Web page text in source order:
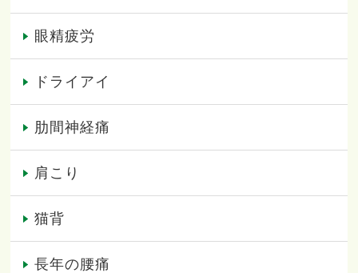
眼精疲労
ドライアイ
肋間神経痛
肩こり
猫背
長年の腰痛